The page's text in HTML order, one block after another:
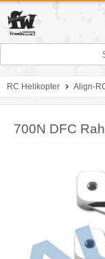
RC Helikopter Align-
700N DFC